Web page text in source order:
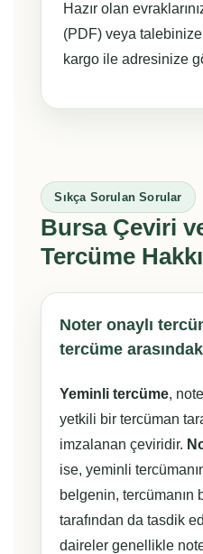
Hazır olan
(PDF) veya talebinize
kargo ile adresinize
Sıkça Sorulan Sorular
Bursa Çeviri
Tercüme
Noter onaylı
tercüme
Yeminli tercüme,
yetkili bir tercüman
imzalanan çeviridir.
ise, yeminli
belgenin, tercümanın
tarafından da tasdik
daireler genellikle